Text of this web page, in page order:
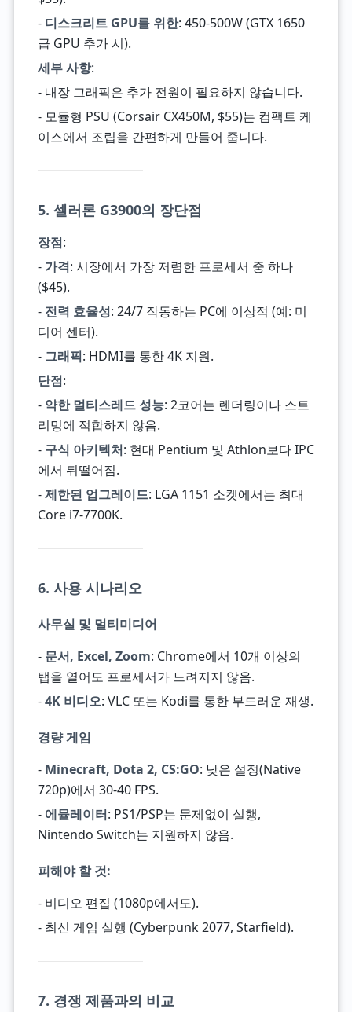
- 디스크리트 GPU를 위한: 450-500W (GTX 1650
급 GPU 추가 시).
세부 사항:
- 내장 그래픽은 추가 전원이 필요하지 않습니다.
- 모듈형 PSU (Corsair CX450M, $55)는 컴팩트 케
이스에서 조립을 간편하게 만들어 줍니다.
5. 셀러론 G3900의 장단점
장점:
- 가격: 시장에서 가장 저렴한 프로세서 중 하나
($45).
- 전력 효율성: 24/7 작동하는 PC에 이상적 (예: 미
디어 센터).
- 그래픽: HDMI를 통한 4K 지원.
단점:
- 약한 멀티스레드 성능: 2코어는 렌더링이나 스트
리밍에 적합하지 않음.
- 구식 아키텍처: 현대 Pentium 및 Athlon보다 IPC
에서 뒤떨어짐.
-제한된 업그레이드: LGA 1151 소켓에서는 최대
Core i7-7700K.
6. 사용 시나리오
사무실 및 멀티미디어
- 문서, Excel, Zoom: Chrome에서 10개 이상의
탭을 열어도 프로세서가 느려지지 않음.
-4K 비디오: VLC 또는 Kodi를 통한 부드러운 재생.
경량 게임
- Minecraft, Dota 2, CS:GO: 낮은 설정(Native
720p)에서 30-40 FPS.
- 에뮬레이터: PS1/PSP는 문제없이 실행,
Nintendo Switch는 지원하지 않음.
피해야 할 것:
- 비디오 편집 (1080p에서도).
- 최신 게임 실행 (Cyberpunk 2077, Starfield).
7. 경쟁 제품과의 비교